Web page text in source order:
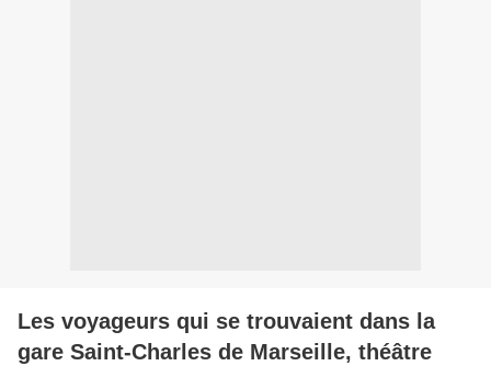
Les voyageurs qui se trouvaient dans la
gare Saint-Charles de Marseille, théâtre